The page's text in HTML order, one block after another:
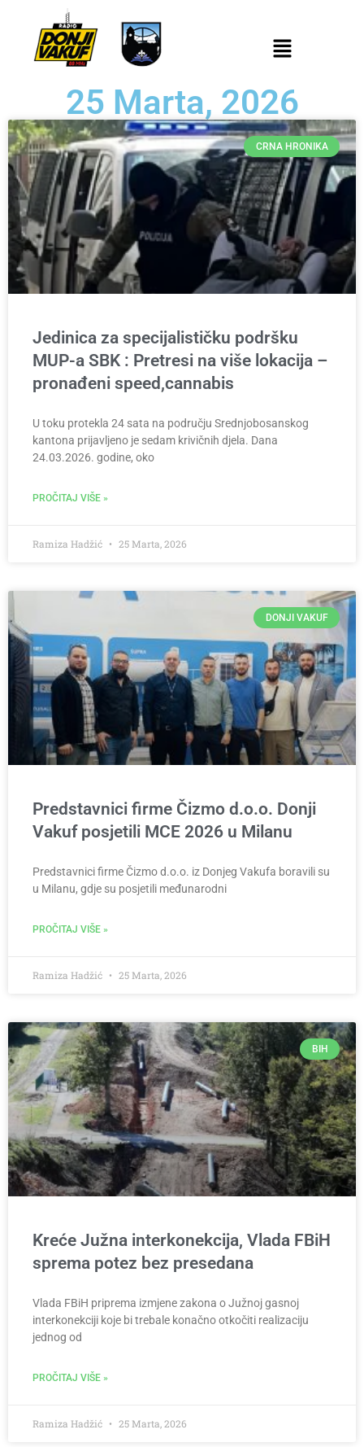
25 Marta, 2026
CRNA HRONIKA
Jedinica za specijalističku podršku
MUP-a SBK : Pretresi na više lokacija –
pronađeni speed,cannabis
U toku protekla 24 sata na području Srednjobosanskog
kantona prijavljeno je sedam krivičnih djela. Dana
24.03.2026. godine, oko
PROČITAJ VIŠE »
Ramiza Hadžić 25 Marta, 2026
DONJI VAKUF
Predstavnici firme Čizmo d.o.o. Donji
Vakuf posjetili MCE 2026 u Milanu
Predstavnici firme Čizmo d.o.o. iz Donjeg Vakufa boravili su
u Milanu, gdje su posjetili međunarodni
PROČITAJ VIŠE »
Ramiza Hadžić 25 Marta, 2026
BIH
Kreće Južna interkonekcija, Vlada FBiH
sprema potez bez presedana
Vlada FBiH priprema izmjene zakona o Južnoj gasnoj
interkonekciji koje bi trebale konačno otkočiti realizaciju
jednog od
PROČITAJ VIŠE »
Ramiza Hadžić 25 Marta, 2026